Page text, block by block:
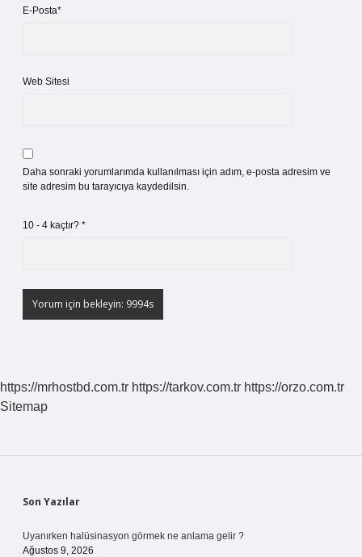
E-Posta*
Web Sitesi
Daha sonraki yorumlarımda kullanılması için adım, e-posta adresim ve
site adresim bu tarayıcıya kaydedilsin.
10 - 4 kaçtır? *
https://mrhostbd.com.tr https://tarkov.com.tr https://orzo.com.tr
Sitemap
Sidebar
Son Yazılar
Uyanırken halüsinasyon görmek ne anlama gelir ?
Ağustos 9, 2026